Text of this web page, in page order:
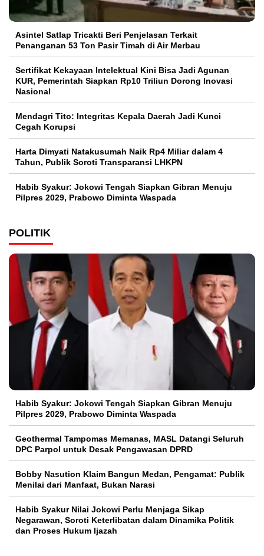
Asintel Satlap Tricakti Beri Penjelasan Terkait
Penanganan 53 Ton Pasir Timah di Air Merbau
Sertifikat Kekayaan Intelektual Kini Bisa Jadi Agunan
KUR, Pemerintah Siapkan Rp10 Triliun Dorong Inovasi
Nasional
Mendagri Tito: Integritas Kepala Daerah Jadi Kunci
Cegah Korupsi
Harta Dimyati Natakusumah Naik Rp4 Miliar dalam 4
Tahun, Publik Soroti Transparansi LHKPN
Habib Syakur: Jokowi Tengah Siapkan Gibran Menuju
Pilpres 2029, Prabowo Diminta Waspada
POLITIK
Habib Syakur: Jokowi Tengah Siapkan Gibran Menuju
Pilpres 2029, Prabowo Diminta Waspada
Geothermal Tampomas Memanas, MASL Datangi Seluruh
DPC Parpol untuk Desak Pengawasan DPRD
Bobby Nasution Klaim Bangun Medan, Pengamat: Publik
Menilai dari Manfaat, Bukan Narasi
Habib Syakur Nilai Jokowi Perlu Menjaga Sikap
Negarawan, Soroti Keterlibatan dalam Dinamika Politik
dan Proses Hukum Ijazah